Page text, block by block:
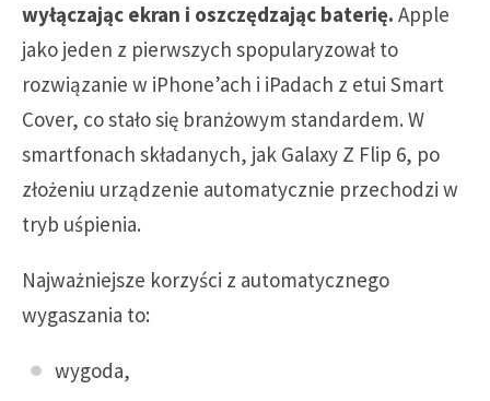
wyłączając ekran i oszczędzając baterię. Apple
jako jeden z pierwszych spopularyzował to
rozwiązanie w iPhone’ach i iPadach z etui Smart
Cover, co stało się branżowym standardem. W
smartfonach składanych, jak Galaxy Z Flip 6, po
złożeniu urządzenie automatycznie przechodzi w
tryb uśpienia.
Najważniejsze korzyści z automatycznego
wygaszania to:
wygoda,